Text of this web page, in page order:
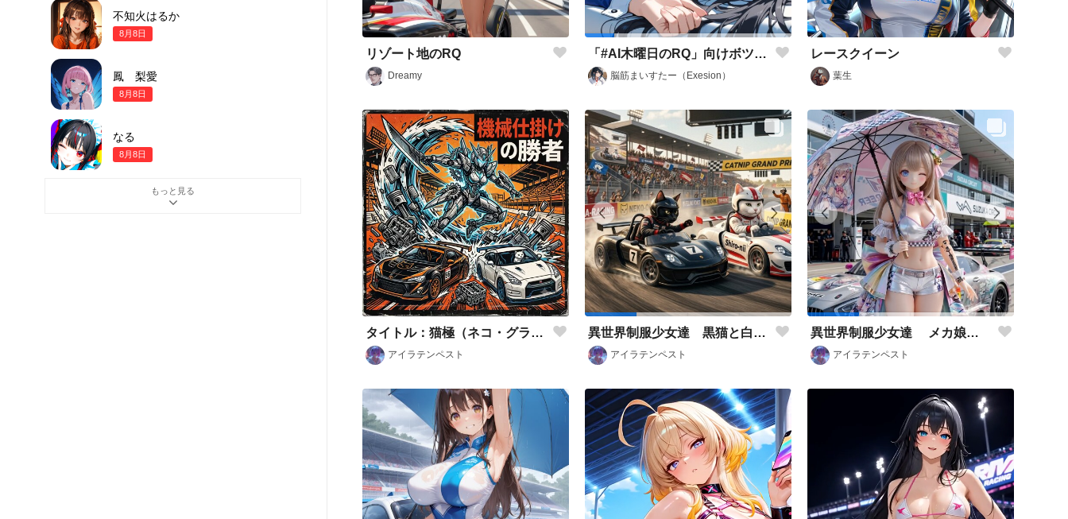
リゾート地のRQ
Dreamy
「#AI木曜日のRQ」向けボツイラストとか
脳筋まいすたー（Exesion）
レースクイーン
葉生
タイトル：猫極（ネコ・グランプリ）〜激闘のマグロ・カツオ・メカクイーン〜‼️ アクリルミュージック
アイラテンペスト
異世界制服少女達 黒猫と白猫兄さん‼️ アクリルドールフィギュア
アイラテンペスト
異世界制服少女達 メカ娘 レースクィーン‼️
アイラテンペスト
不知火はるか
8月8日
鳳 梨愛
8月8日
なる
8月8日
もっと見る